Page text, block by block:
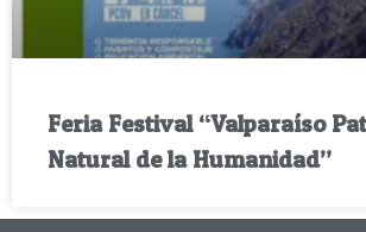
Feria Festival “Valparaíso
Natural de la Humanidad”